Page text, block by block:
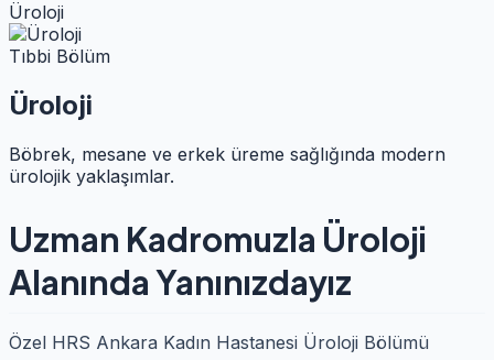
Üroloji
Tıbbi Bölüm
Üroloji
Böbrek, mesane ve erkek üreme sağlığında modern
ürolojik yaklaşımlar.
Uzman Kadromuzla Üroloji
Alanında Yanınızdayız
Özel HRS Ankara Kadın Hastanesi Üroloji Bölümü